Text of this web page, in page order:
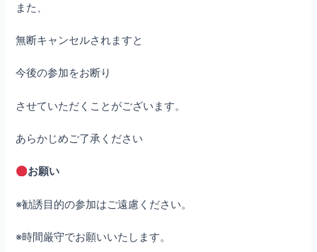
また、
無断キャンセルされますと
今後の参加をお断り
させていただくことがございます。
あらかじめご了承ください
お願い
※勧誘目的の参加はご遠慮ください。
※時間厳守でお願いいたします。